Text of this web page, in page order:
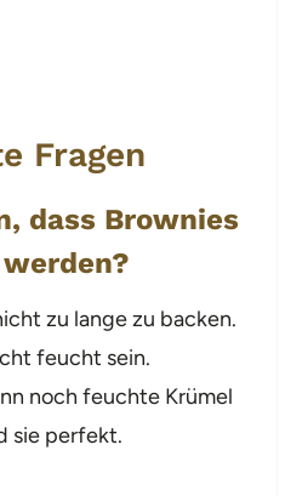
Fragen
dass Brownies
zu lange zu backen.
feucht sein.
noch feuchte Krümel
sie perfekt.